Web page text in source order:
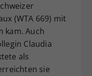
(WTA 669) mit
kam. Auch
Claudia
als
sie